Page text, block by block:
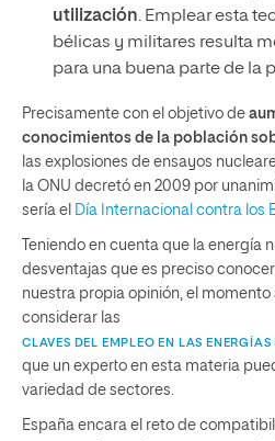
utilización. Emplear esta
bélicas y militares resulta
para una buena parte de la
Precisamente con el objetivo de
conocimientos de la población
las explosiones de ensayos
la ONU decretó en 2009 por
sería el Día Internacional contra los
Teniendo en cuenta que la energía
desventajas que es preciso
nuestra propia opinión, el
considerar las
CLAVES DEL EMPLEO EN LAS ENERGÍAS
que un experto en esta materia
variedad de sectores.
España encara el reto de